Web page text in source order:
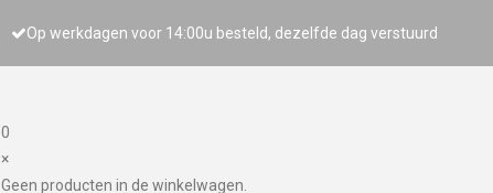
Op werkdagen voor 14:00u besteld, dezelfde dag verstuurd
0
×
Geen producten in de winkelwagen.